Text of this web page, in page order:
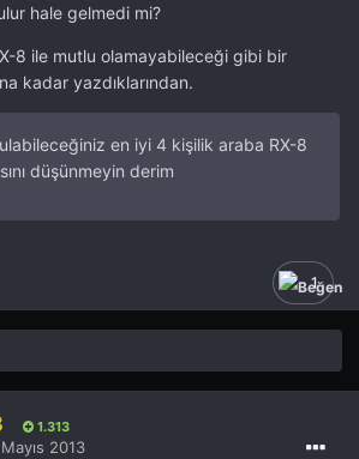
hale gelmedi mi?
8 ile mutlu olamayabileceği gibi bir
kadar yazdıklarından.
en iyi 4 kişilik araba RX-8
düşünmeyin derim
1
1.313
2013